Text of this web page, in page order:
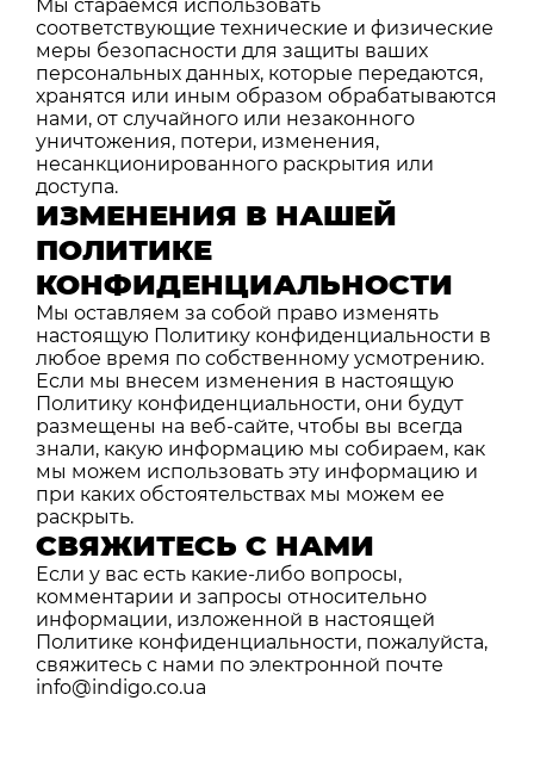
Мы стараемся использовать
соответствующие технические и физические
меры безопасности для защиты ваших
персональных данных, которые передаются,
хранятся или иным образом обрабатываются
нами, от случайного или незаконного
уничтожения, потери, изменения,
несанкционированного раскрытия или
доступа.
ИЗМЕНЕНИЯ В НАШЕЙ
ПОЛИТИКЕ
КОНФИДЕНЦИАЛЬНОСТИ
Мы оставляем за собой право изменять
настоящую Политику конфиденциальности в
любое время по собственному усмотрению.
Если мы внесем изменения в настоящую
Политику конфиденциальности, они будут
размещены на веб-сайте, чтобы вы всегда
знали, какую информацию мы собираем, как
мы можем использовать эту информацию и
при каких обстоятельствах мы можем ее
раскрыть.
СВЯЖИТЕСЬ С НАМИ
Если у вас есть какие-либо вопросы,
комментарии и запросы относительно
информации, изложенной в настоящей
Политике конфиденциальности, пожалуйста,
свяжитесь с нами по электронной почте
info@indigo.co.ua